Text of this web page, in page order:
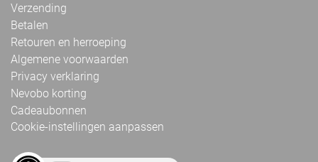
Verzending
Betalen
Retouren en herroeping
Algemene voorwaarden
Privacy verklaring
Nevobo korting
Cadeaubonnen
Cookie-instellingen aanpassen